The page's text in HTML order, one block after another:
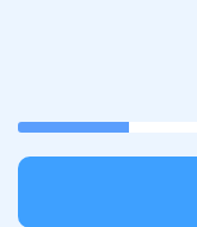
22.22222222222222%
completed